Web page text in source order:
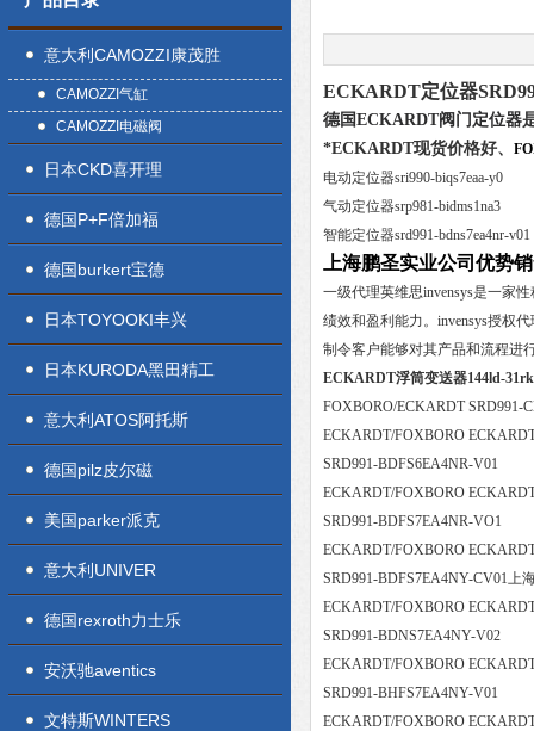
意大利CAMOZZI康茂胜
CAMOZZI气缸
CAMOZZI电磁阀
日本CKD喜开理
德国P+F倍加福
德国burkert宝德
日本TOYOOKI丰兴
日本KURODA黑田精工
意大利ATOS阿托斯
德国pilz皮尔磁
美国parker派克
意大利UNIVER
德国rexroth力士乐
安沃驰aventics
文特斯WINTERS
ECKARDT定位器
德国ECKARDT阀门定位器
*ECKARDT现货价格好、
电动定位器sri990-biqs7eaa-y0
气动定位器srp981-bidms1na3
智能定位器srd991-bdns7ea4nr-v01
上海鹏圣实业公司优势
一级代理英维思invensys是一家
绩效和盈利能力。invensys授权
制令客户能够对其产品和流程进
ECKARDT浮筒变送器144ld-
FOXBORO/ECKARDT SRD991-
ECKARDT/FOXBORO
SRD991-BDFS6EA4NR-V01
ECKARDT/FOXBORO
SRD991-BDFS7EA4NR-VO1
ECKARDT/FOXBORO
SRD991-BDFS7EA4NY-CV01上
ECKARDT/FOXBORO
SRD991-BDNS7EA4NY-V02
ECKARDT/FOXBORO
SRD991-BHFS7EA4NY-V01
ECKARDT/FOXBORO